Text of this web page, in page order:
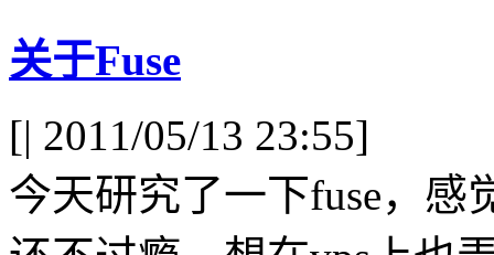
关于Fuse
[| 2011/05/13 23:55]
今天研究了一下fuse，感